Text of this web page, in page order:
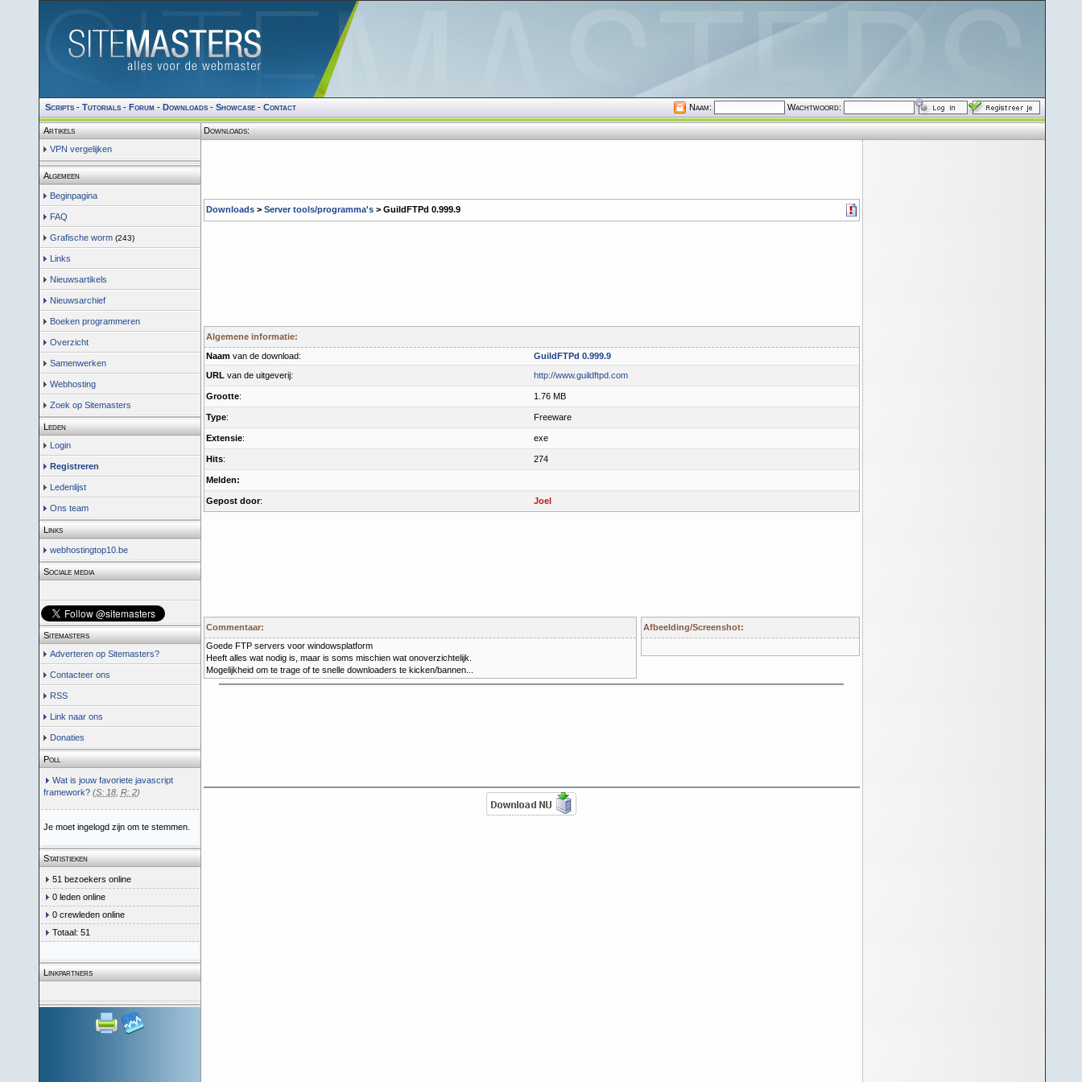
Scripts- Tutorials- Forum- Downloads- Showcase- Contact Naam: Wachtwoord:
Artikels
VPN vergelijken
Algemeen
Beginpagina
FAQ
Grafische worm (243)
Links
Nieuwsartikels
Nieuwsarchief
Boeken programmeren
Overzicht
Samenwerken
Webhosting
Zoek op Sitemasters
Leden
Login
Registreren
Ledenlijst
Ons team
Links
webhostingtop10.be
Sociale media
Sitemasters
Adverteren op Sitemasters?
Contacteer ons
RSS
Link naar ons
Donaties
Poll
Wat is jouw favoriete javascript
framework? (S: 18, R: 2)
Je moet ingelogd zijn om te stemmen.
Statistieken
51 bezoekers online
0 leden online
0 crewleden online
Totaal: 51
Linkpartners
Downloads:
Downloads> Server tools/programma's> GuildFTPd 0.999.9
Algemene informatie:
Naamvan de download:
GuildFTPd 0.999.9
URL van de uitgeverij: http://www.guildftpd.com
Grootte: 1.76 MB
Type: Freeware
Extensie: exe
Hits: 274
Melden:
Gepost door: Joel
Commentaar:
Goede FTP servers voor windowsplatform
Heeft alles wat nodig is, maar is soms mischien wat onoverzichtelijk.
Mogelijkheid om te trage of te snelle downloaders te kicken/bannen...
Afbeelding/Screenshot: